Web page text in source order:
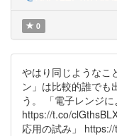
0
やはり同じようなこ
ン」は比較的誰でも
う。 「電子レンジに
https://t.co/
応用の試み」